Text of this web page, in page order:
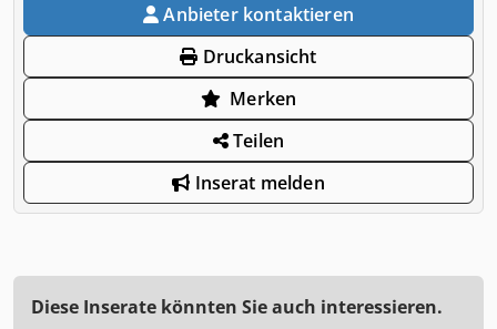
Anbieter kontaktieren
Druckansicht
Merken
Teilen
Inserat melden
Diese Inserate könnten Sie auch interessieren.